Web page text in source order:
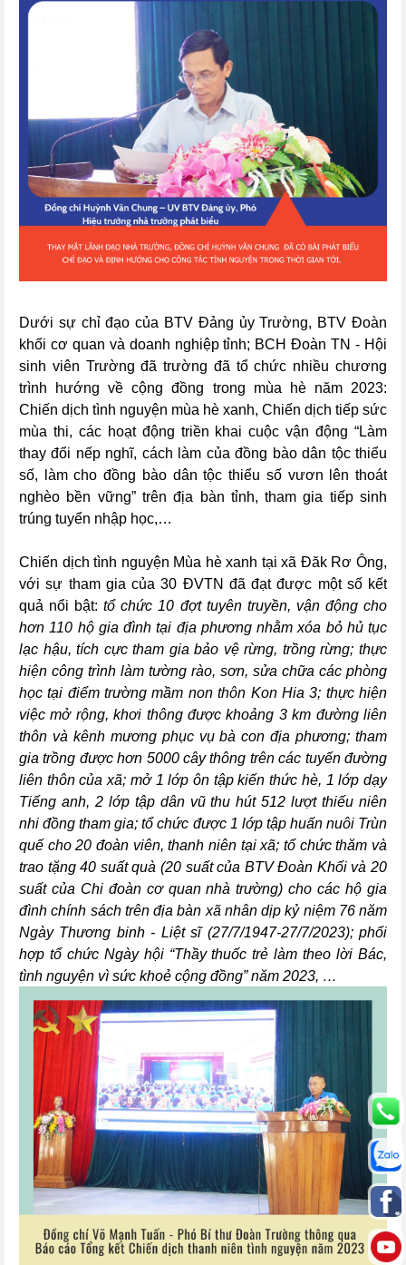
Dưới sự chỉ đạo của BTV Đảng ủy Trường, BTV Đoàn
khối cơ quan và doanh nghiệp tỉnh; BCH Đoàn TN - Hội
sinh viên Trường đã trường đã tổ chức nhiều chương
trình hướng về cộng đồng trong mùa hè năm 2023:
Chiến dịch tình nguyện mùa hè xanh, Chiến dịch tiếp sức
mùa thi, các hoạt động triền khai cuộc vận động “Làm
thay đổi nếp nghĩ, cách làm của đồng bào dân tộc thiểu
số, làm cho đồng bào dân tộc thiểu số vươn lên thoát
nghèo bền vững” trên địa bàn tỉnh, tham gia tiếp sinh
trúng tuyển nhập học,…
Chiến dịch tình nguyện Mùa hè xanh tại xã Đăk Rơ Ông,
với sự tham gia của 30 ĐVTN đã đạt được một số kết
quả nổi bật:tổ chức 10 đợt tuyên truyền, vận động cho
hơn 110 hộ gia đình tại địa phương nhằm xóa bỏ hủ tục
lạc hậu, tích cực tham gia bảo vệ rừng, trồng rừng; thực
hiện công trình làm tường rào, sơn, sửa chữa các phòng
học tại điểm trường mầm non thôn Kon Hia 3; thực hiện
việc mở rộng, khơi thông được khoảng 3 km đường liên
thôn và kênh mương phục vụ bà con địa phương; tham
gia trồng được hơn 5000 cây thông trên các tuyến đường
liên thôn của xã; mở 1 lớp ôn tập kiến thức hè, 1 lớp dạy
Tiếng anh, 2 lớp tập dân vũ thu hút 512 lượt thiếu niên
nhi đồng tham gia;tổ chức được 1 lớp tập huấn nuôi Trùn
quế cho 20 đoàn viên, thanh niên tại xã;tổ chức thăm và
trao tặng 40 suất quà (20 suất của BTV Đoàn Khối và 20
suất của Chi đoàn cơ quan nhà trường) cho các hộ gia
đình chính sách trên địa bàn xã nhân dịp kỷ niệm 76 năm
Ngày Thương binh - Liệt sĩ (27/7/1947-27/7/2023); phối
hợp tổ chức Ngày hội “Thầy thuốc trẻ làm theo lời Bác,
tình nguyện vì sức khoẻ cộng đồng” năm 2023, …